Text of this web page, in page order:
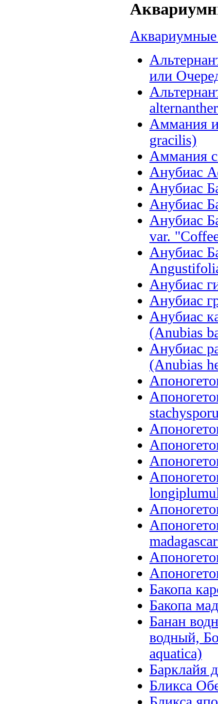
Аквариумные
или
Аммания
gracilis)
Аммания
Анубиас
Анубиас
Анубиас
Анубиас
var.
Анубиас
Анубиас
Анубиас
Анубиас
(Anubias
Анубиас
(Anubias
Бакопа
Бакопа
Банан
водный,
aquatica)
Барклайя
Бликса